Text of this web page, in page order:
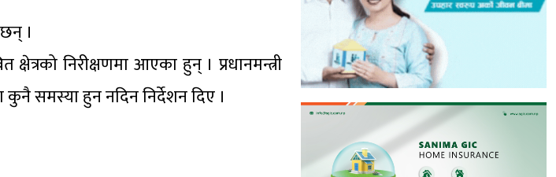
।
क्षेत्रको निरीक्षणमा आएका हुन् । प्रधानमन्त्री
कुनै समस्या हुन नदिन निर्देशन दिए ।